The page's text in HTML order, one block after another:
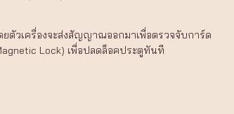
ตัวเครื่องจะส่งสัญญาณออกมาเพื่อตรวจจับการ์ด
Lock) เพื่อปลดล็อคประตูทันที